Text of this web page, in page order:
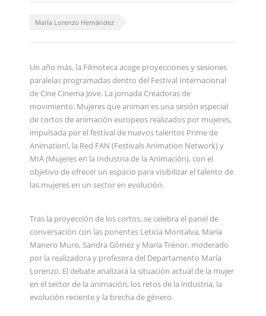
María Lorenzo Hernández
Un año más, la Filmoteca acoge proyecciones y sesiones
paralelas programadas dentro del Festival Internacional
de Cine Cinema Jove. La jornada Creadoras de
movimiento: Mujeres que animan es una sesión especial
de cortos de animación europeos realizados por mujeres,
impulsada por el festival de nuevos talentos Prime de
Animation!, la Red FAN (Festivals Animation Network) y
MIA (Mujeres en la Industria de la Animación), con el
objetivo de ofrecer un espacio para visibilizar el talento de
las mujeres en un sector en evolución.
Tras la proyección de los cortos, se celebra el panel de
conversación con las ponentes Leticia Montalva, María
Manero Muro, Sandra Gómez y María Trénor, moderado
por la realizadora y profesora del Departamento María
Lorenzo. El debate analizará la situación actual de la mujer
en el sector de la animación, los retos de la industria, la
evolución reciente y la brecha de género.